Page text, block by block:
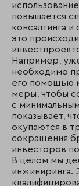
повышается
консалтинга
это
Например,
необходимо
его помощью
меры, чтобы
с
показывает,
окупаются в
сокращения
инвесторов
В целом мы
инжиниринга.